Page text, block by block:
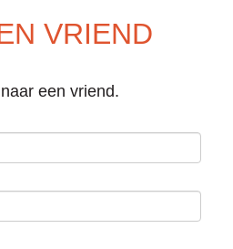
VRIEND
een vriend.